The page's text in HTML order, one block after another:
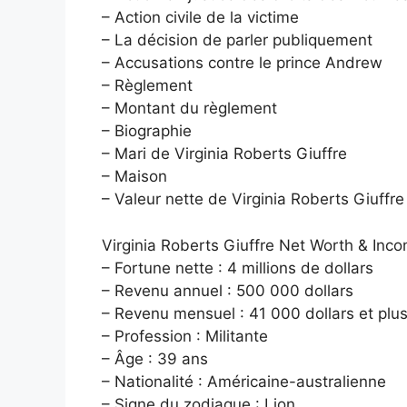
– Action civile de la victime
– La décision de parler publiquement
– Accusations contre le prince Andrew
– Règlement
– Montant du règlement
– Biographie
– Mari de Virginia Roberts Giuffre
– Maison
– Valeur nette de Virginia Roberts Giuffre
Virginia Roberts Giuffre Net Worth &
– Fortune nette : 4 millions de dollars
– Revenu annuel : 500 000 dollars
– Revenu mensuel : 41 000 dollars et plus
– Profession : Militante
– Âge : 39 ans
– Nationalité : Américaine-australienne